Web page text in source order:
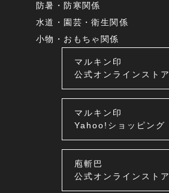
防暑・防寒関係
水道・園芸・衛生関係
小物・おもちゃ関係
マルキン印
公式オンラインストア
マルキン印
Yahoo!ショッピング
庖斬巴
公式オンラインストア